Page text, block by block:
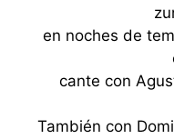
en noches de
cante con
También con